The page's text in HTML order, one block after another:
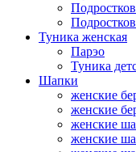
Туникa женская
Парэо
Туника
Шапки
женские
женские
женские
женские